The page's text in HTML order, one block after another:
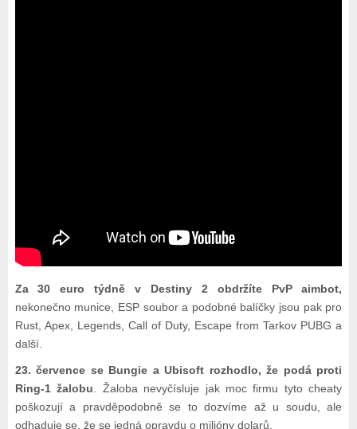
Za 30 euro týdně v Destiny 2 obdržíte PvP aimbot,
nekonečno munice, ESP soubor a podobné balíčky jsou pak pro
Rust, Apex, Legends, Call of Duty, Escape from Tarkov PUBG a
další.
23. července se Bungie a Ubisoft rozhodlo, že podá proti
Ring-1 žalobu . Žaloba nevyčísluje jak moc firmu tyto cheaty
poškozují a pravděpodobně se to dozvíme až u soudu, ale
odhaduje se, že se jedná opravdu o milióny dolarů.